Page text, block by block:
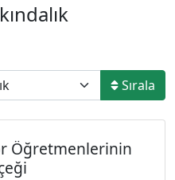
Sırala
Öğretmenlerinin